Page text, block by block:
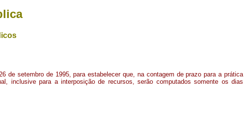
de setembro de 1995, para estabelecer que, na contagem de prazo para a prática
inclusive para a interposição de recursos, serão computados somente os dias